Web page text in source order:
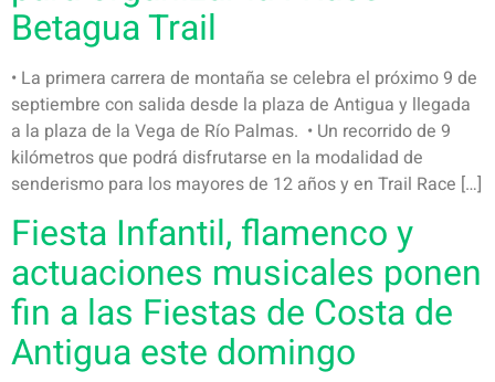
Betagua Trail
• La primera carrera de montaña se celebra el próximo 9 de
septiembre con salida desde la plaza de Antigua y llegada
a la plaza de la Vega de Río Palmas. • Un recorrido de 9
kilómetros que podrá disfrutarse en la modalidad de
senderismo para los mayores de 12 años y en Trail Race […]
Fiesta Infantil, flamenco y
actuaciones musicales ponen
fin a las Fiestas de Costa de
Antigua este domingo